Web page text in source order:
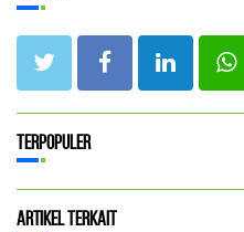
Terpopuler
Artikel Terkait